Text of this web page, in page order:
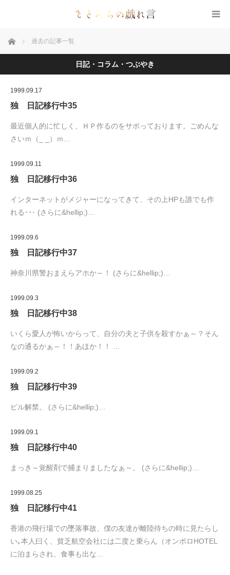
ホーム 過去の記事一覧
日記・コラム・つぶやき
1999.09.17
独 日記移行中35
最近個人的に忙しく、ＨＰ作るのをサボっております。ごめんな
さいｍ（_ _）ｍ…
1999.09.11
独 日記移行中36
インターネットがメジャーになってきて、その上HPも誰でも作
れる･･･ (さらに&hellip;)…
1999.09.6
独 日記移行中37
神奈川県警おまえらアホか～！ (さらに&hellip;)…
1999.09.3
独 日記移行中38
いくら愛人が怖いからって、自分の夫と子供を殺すかぁ～？そん
なの通るかぁ～！！あほか！！ …
1999.09.2
独 日記移行中39
ピル解禁。 (さらに&hellip;)…
1999.09.1
独 日記移行中40
まっき～覚醒剤で捕まりましたなぁ～。 (さらに&hellip;)…
1999.08.25
独 日記移行中41
香港の飛行場での墜落事故、僕の友達が離陸待ちの時に見たらし
い｡本人曰く、貧乏航空会社には二度と乗らん（オンボロHOTEL
に泊まらされ、食事も出な…